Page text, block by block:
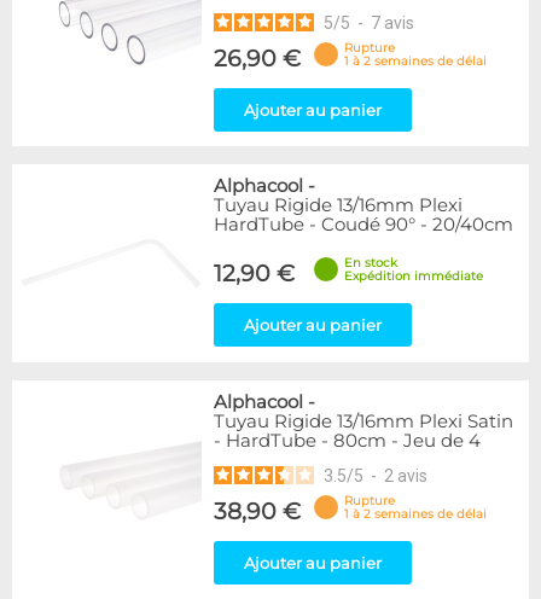
5/5 - 7 avis
26,90 €
Rupture
1 à 2 semaines de délai
Ajouter au panier
Alphacool -
Tuyau Rigide 13/16mm Plexi
HardTube - Coudé 90° - 20/40cm
12,90 €
En stock
Expédition immédiate
Ajouter au panier
Alphacool -
Tuyau Rigide 13/16mm Plexi Satin
- HardTube - 80cm - Jeu de 4
3.5/5 - 2 avis
38,90 €
Rupture
1 à 2 semaines de délai
Ajouter au panier